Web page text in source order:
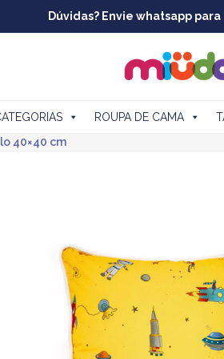
Dúvidas? Envie whatsapp para
ROUPA DE CAMA
40×40 cm